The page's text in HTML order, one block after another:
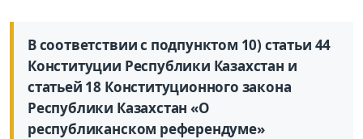
В соответствии с подпунктом 10) статьи 44
Конституции Республики Казахстан и
статьей 18 Конституционного закона
Республики Казахстан «О
республиканском референдуме»